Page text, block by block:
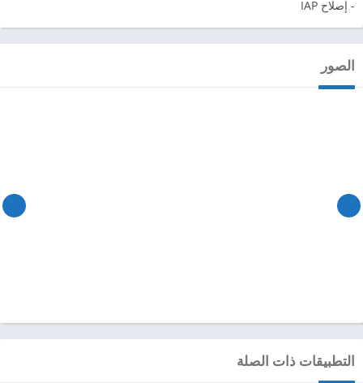
- إصلاح IAP
الصور
التطبيقات ذات الصلة